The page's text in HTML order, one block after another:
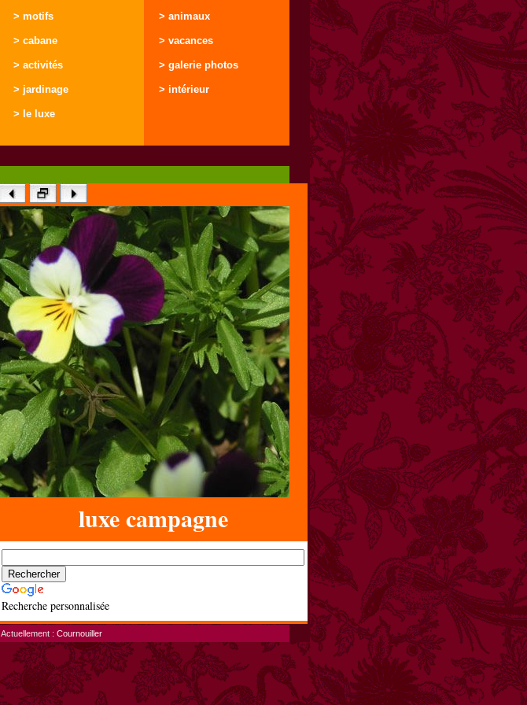
> motifs
> cabane
> activités
> jardinage
> le luxe
> animaux
> vacances
> galerie photos
> intérieur
luxe campagne
Recherche personnalisée
Actuellement : Cournouiller